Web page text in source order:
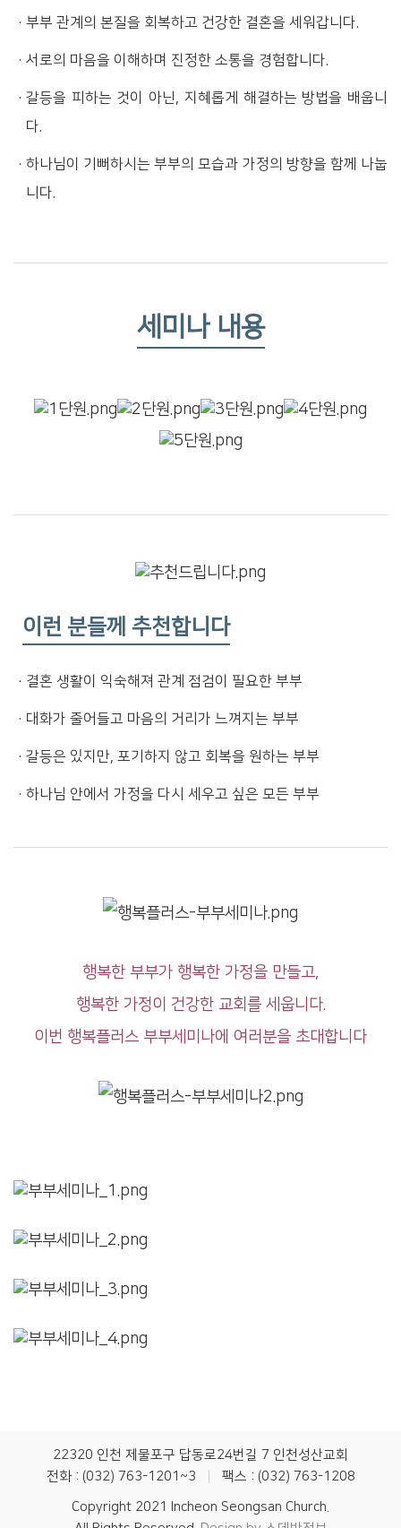
· 부부 관계의 본질을 회복하고 건강한 결혼을 세워갑니다.
· 서로의 마음을 이해하며 진정한 소통을 경험합니다.
· 갈등을 피하는 것이 아닌, 지혜롭게 해결하는 방법을 배웁니
다.
· 하나님이 기뻐하시는 부부의 모습과 가정의 방향을 함께 나눕
니다.
세미나 내용
이런 분들께 추천합니다
· 결혼 생활이 익숙해져 관계 점검이 필요한 부부
· 대화가 줄어들고 마음의 거리가 느껴지는 부부
· 갈등은 있지만, 포기하지 않고 회복을 원하는 부부
· 하나님 안에서 가정을 다시 세우고 싶은 모든 부부
행복한 부부가 행복한 가정을 만들고,
행복한 가정이 건강한 교회를 세웁니다.
이번 행복플러스 부부세미나에 여러분을 초대합니다
22320 인천 제물포구 답동로24번길 7 인천성산교회
전화 : (032) 763-1201~3
팩스 : (032) 763-1208
Copyright 2021 Incheon Seongsan Church.